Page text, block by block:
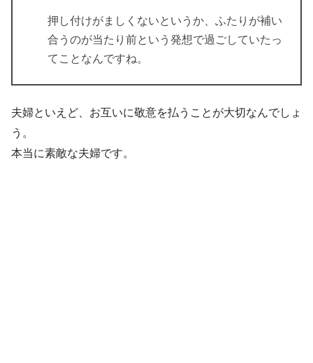
押し付けがましくないというか、ふたりが補い
合うのが当たり前という発想で過ごしていたっ
てことなんですね。
夫婦といえど、お互いに敬意を払うことが大切なんでしょ
う。
本当に素敵な夫婦です。